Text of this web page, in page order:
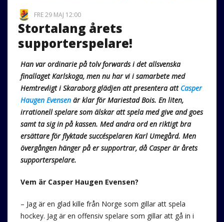
FRE 29 MAJ 12:00
Stortalang årets
supporterspelare!
Han var ordinarie på tolv forwards i det allsvenska
finallaget Karlskoga, men nu har vi i samarbete med
Hemtrevligt i Skaraborg glädjen att presentera att Casper
Haugen Evensenär klar för Mariestad Bois. En liten,
irrationell spelare som älskar att spela med give and goes
samt ta sig in på kassen. Med andra ord en riktigt bra
ersättare för flyktade succéspelaren Karl Umegård. Men
övergången hänger på er supportrar, då Casper är årets
supporterspelare.
Vem är Casper Haugen Evensen?
– Jag är en glad kille från Norge som gillar att spela
hockey. Jag är en offensiv spelare som gillar att gå in i